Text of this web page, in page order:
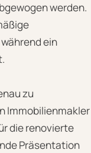
werden.
ein
zu
Immobilienmakler
die renovierte
Präsentation